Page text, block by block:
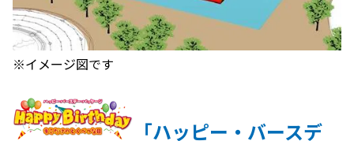
※イメージ図です
「ハッピー・バースデ